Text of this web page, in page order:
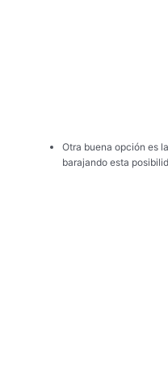
Otra buena opción es
barajando esta